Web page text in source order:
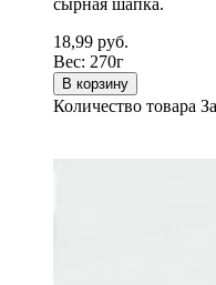
18,99 руб.
Вес: 270г
В корзину
Количество товара